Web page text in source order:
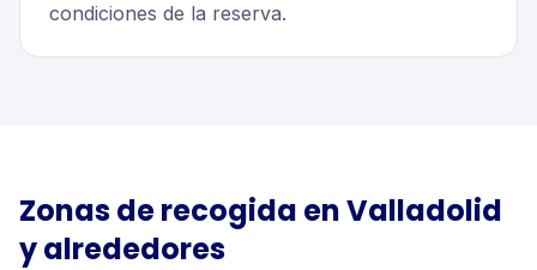
condiciones de la reserva.
Zonas de recogida enValladolid
y alrededores